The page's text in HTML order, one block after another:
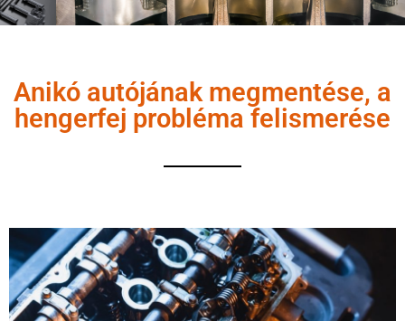
Anikó autójának megmentése, a
hengerfej probléma felismerése